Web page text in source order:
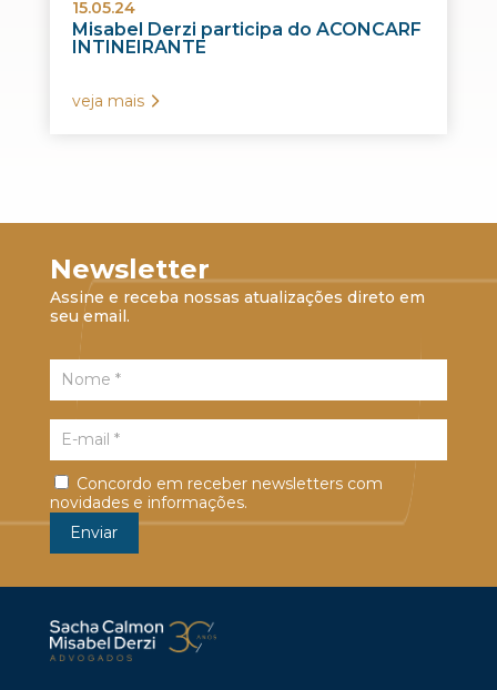
15.05.24
Misabel Derzi participa do ACONCARF
INTINEIRANTE
veja mais
Newsletter
Assine e receba nossas atualizações direto em
seu email.
Concordo em receber newsletters com
novidades e informações.